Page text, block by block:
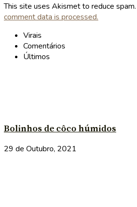
This site uses Akismet to reduce spam.
comment data is processed.
Virais
Comentários
Últimos
Bolinhos de côco húmidos
29 de Outubro, 2021